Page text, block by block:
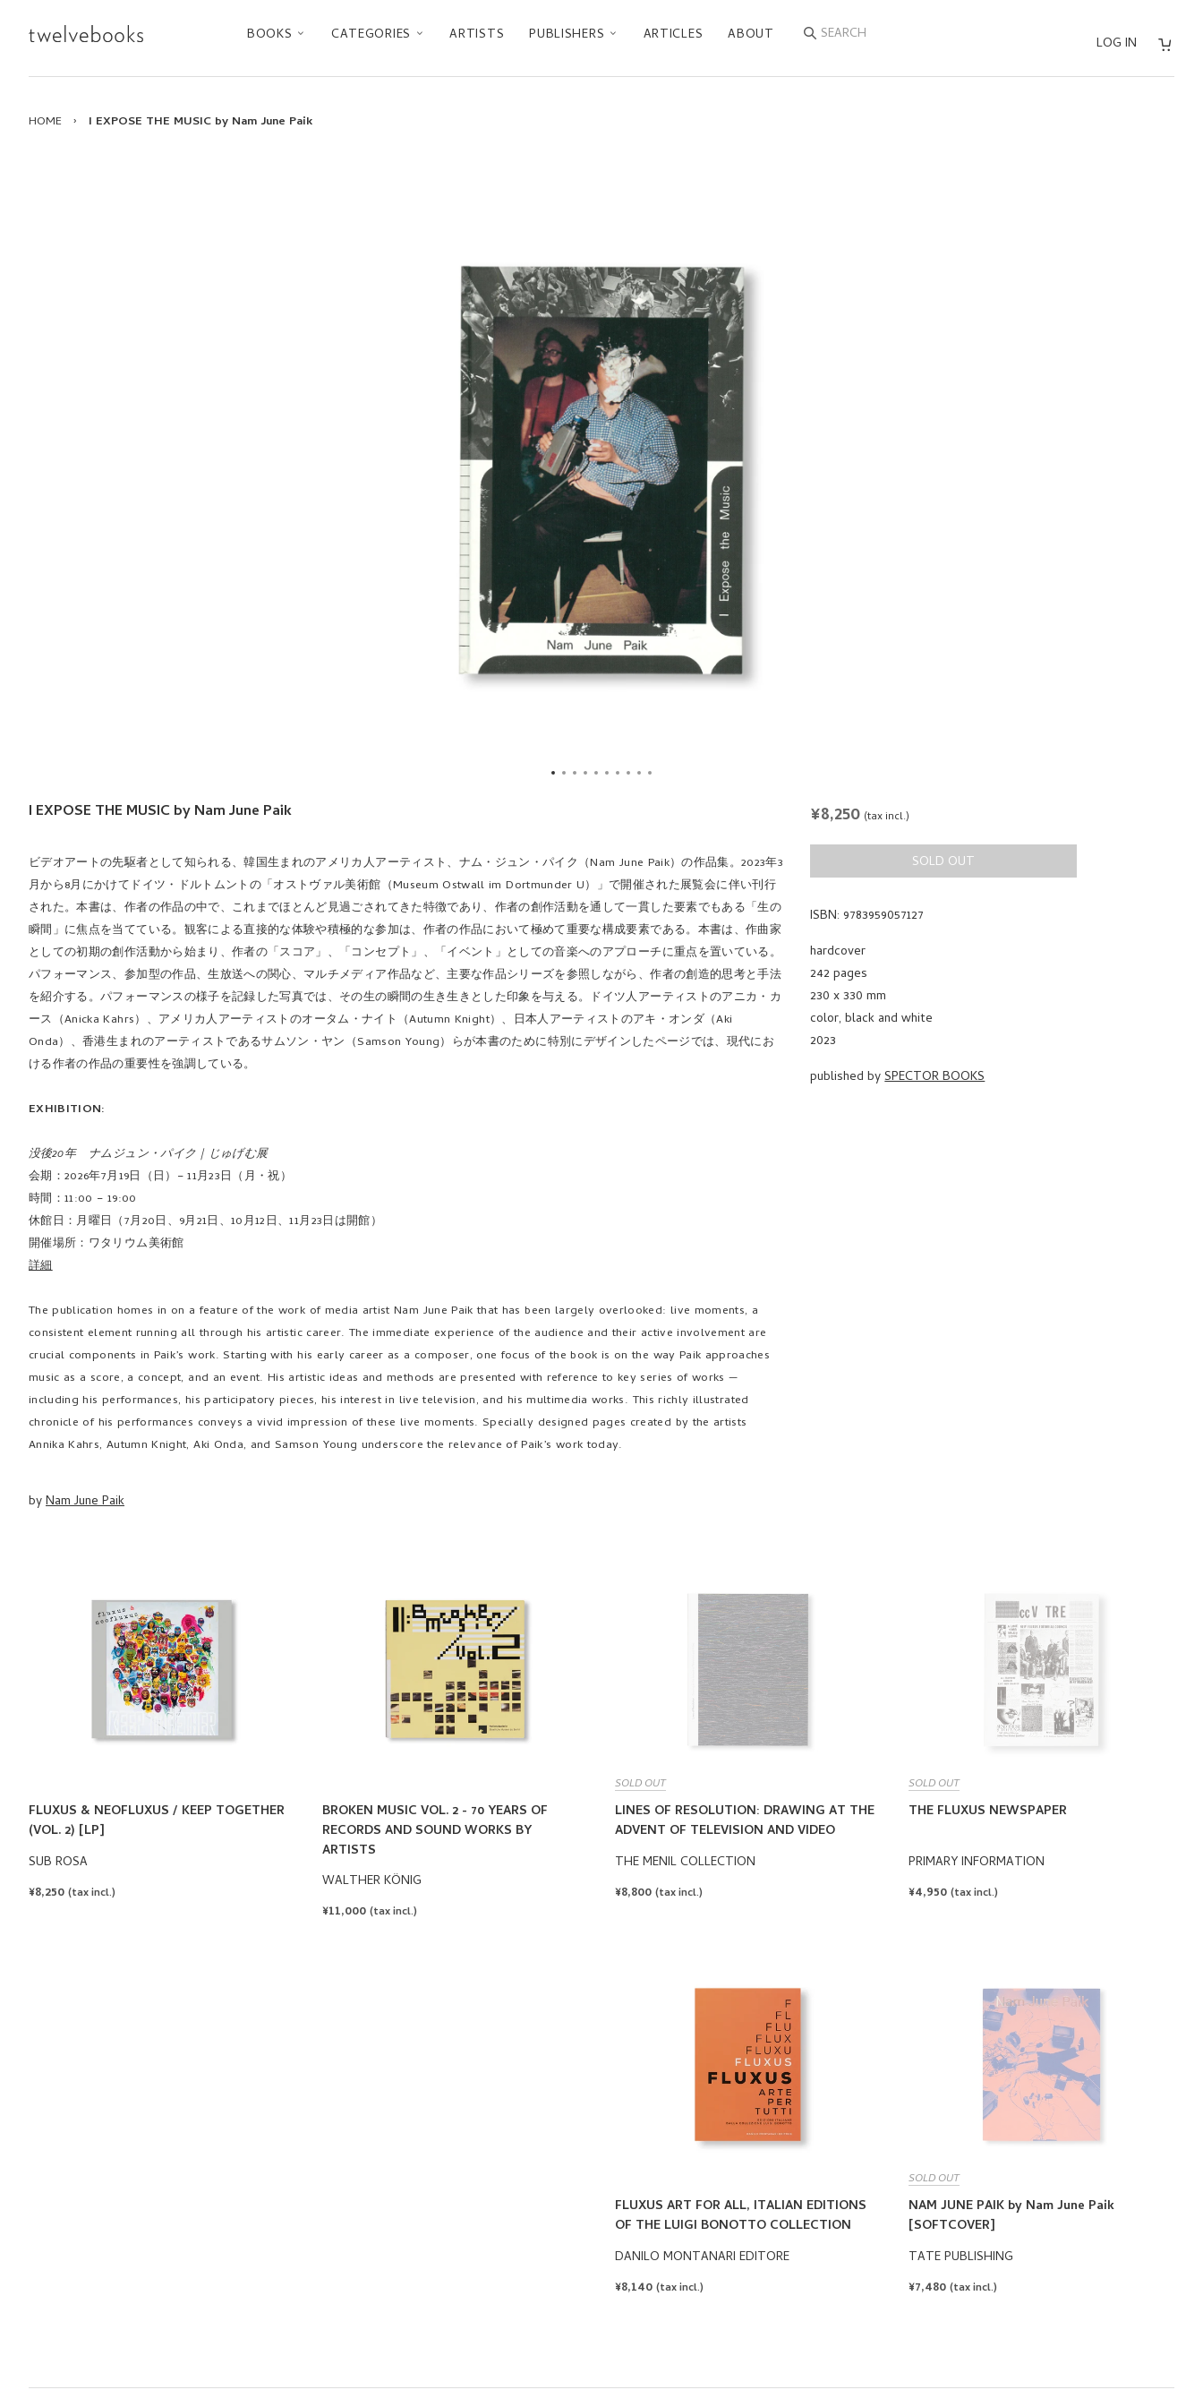
BOOKS CATEGORIES ARTISTS PUBLISHERS ARTICLES ABOUT SEARCH
LOG IN
HOME › I EXPOSE THE MUSIC by Nam June Paik
I EXPOSE THE MUSIC by Nam June Paik
ビデオアートの先駆者として知られる、韓国生まれのアメリカ人アーティスト、ナム・ジュン・パイク（Nam June Paik）の作品集。2023年3
月から8月にかけてドイツ・ドルトムントの「オストヴァル美術館（Museum Ostwall im Dortmunder U）」で開催された展覧会に伴い刊行
された。本書は、作者の作品の中で、これまでほとんど見過ごされてきた特徴であり、作者の創作活動を通して一貫した要素でもある「生の
瞬間」に焦点を当てている。観客による直接的な体験や積極的な参加は、作者の作品において極めて重要な構成要素である。本書は、作曲家
としての初期の創作活動から始まり、作者の「スコア」、「コンセプト」、「イベント」としての音楽へのアプローチに重点を置いている。
パフォーマンス、参加型の作品、生放送への関心、マルチメディア作品など、主要な作品シリーズを参照しながら、作者の創造的思考と手法
を紹介する。パフォーマンスの様子を記録した写真では、その生の瞬間の生き生きとした印象を与える。ドイツ人アーティストのアニカ・カ
ース（Anicka Kahrs）、アメリカ人アーティストのオータム・ナイト（Autumn Knight）、日本人アーティストのアキ・オンダ（Aki
Onda）、香港生まれのアーティストであるサムソン・ヤン（Samson Young）らが本書のために特別にデザインしたページでは、現代にお
ける作者の作品の重要性を強調している。
EXHIBITION:
没後20年 ナムジュン・パイク｜じゅげむ展
会期：2026年7月19日（日）− 11月23日（月・祝）
時間：11:00 − 19:00
休館日：月曜日（7月20日、9月21日、10月12日、11月23日は開館）
開催場所：ワタリウム美術館
詳細
The publication homes in on a feature of the work of media artist Nam June Paik that has been largely overlooked: live moments, a
consistent element running all through his artistic career. The immediate experience of the audience and their active involvement are
crucial components in Paik’s work. Starting with his early career as a composer, one focus of the book is on the way Paik approaches
music as a score, a concept, and an event. His artistic ideas and methods are presented with reference to key series of works —
including his performances, his participatory pieces, his interest in live television, and his multimedia works. This richly illustrated
chronicle of his performances conveys a vivid impression of these live moments. Specially designed pages created by the artists
Annika Kahrs, Autumn Knight, Aki Onda, and Samson Young underscore the relevance of Paik’s work today.
byNam June Paik
REGULAR
¥8,250 (tax incl.)
SOLD OUT
ISBN: 9783959057127
hardcover
242 pages
230 x 330 mm
color, black and white
2023
published bySPECTOR BOOKS
FLUXUS & NEOFLUXUS / KEEP TOGETHER
(VOL. 2) [LP]
SUB ROSA
REGULAR
¥8,250 (tax incl.)
BROKEN MUSIC VOL. 2 - 70 YEARS OF
RECORDS AND SOUND WORKS BY
ARTISTS
WALTHER KÖNIG
REGULAR
¥11,000 (tax incl.)
SOLD OUT
LINES OF RESOLUTION: DRAWING AT THE
ADVENT OF TELEVISION AND VIDEO
THE MENIL COLLECTION
REGULAR
¥8,800 (tax incl.)
SOLD OUT
THE FLUXUS NEWSPAPER
PRIMARY INFORMATION
REGULAR
¥4,950 (tax incl.)
FLUXUS ART FOR ALL, ITALIAN EDITIONS
OF THE LUIGI BONOTTO COLLECTION
DANILO MONTANARI EDITORE
REGULAR
¥8,140 (tax incl.)
SOLD OUT
NAM JUNE PAIK by Nam June Paik
[SOFTCOVER]
TATE PUBLISHING
REGULAR
¥7,480 (tax incl.)